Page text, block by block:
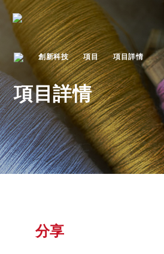
創新科技 項目 項目詳情
項目詳情
分享